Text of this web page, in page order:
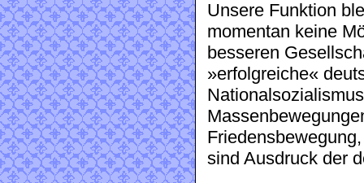
Unsere Funktion
momentan keine
besseren
»erfolgreiche«
sind Ausdruck der